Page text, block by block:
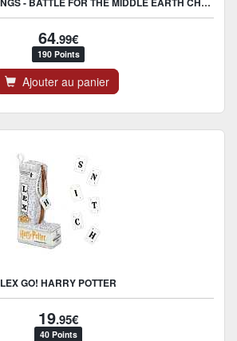
64.99€
190 Points
Ajouter au panier
LEX GO! HARRY POTTER
19.95€
40 Points